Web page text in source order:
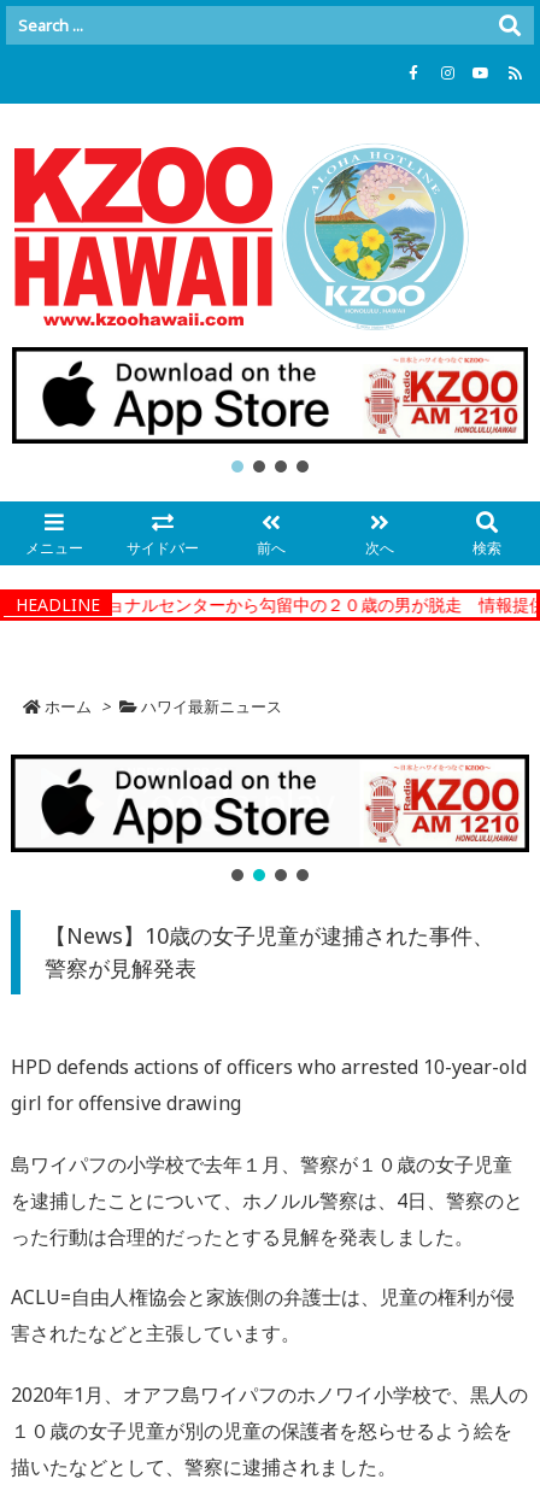
メニュー サイドバー 前へ 次へ 検索
HEADLINE
コレクショナルセンターから勾留中の２０歳の男が脱走 情報提供
ホーム > ハワイ最新ニュース
【News】10歳の女子児童が逮捕された事件、
警察が見解発表
HPD defends actions of officers who arrested 10-year-old
girl for offensive drawing
島ワイパフの小学校で去年１月、警察が１０歳の女子児童
を逮捕したことについて、ホノルル警察は、4日、警察のと
った行動は合理的だったとする見解を発表しました。
ACLU=自由人権協会と家族側の弁護士は、児童の権利が侵
害されたなどと主張しています。
2020年1月、オアフ島ワイパフのホノワイ小学校で、黒人の
１０歳の女子児童が別の児童の保護者を怒らせるよう絵を
描いたなどとして、警察に逮捕されました。